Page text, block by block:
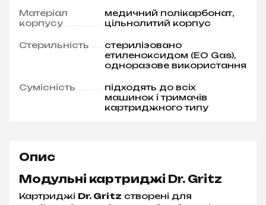
Матеріал
корпусу
медичний полікарбонат,
цільнолитий корпус
Стерильність
стерилізовано
етиленоксидом (EO Gas),
одноразове використання
Сумісність
підходять до всіх
машинок і тримачів
картриджного типу
Опис
Модульні картриджі Dr. Gritz
Картриджі Dr. Gritz створені для